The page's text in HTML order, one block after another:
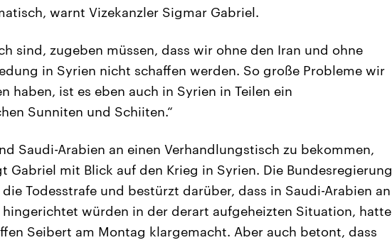
warnt Vizekanzler Sigmar Gabriel.
sind, zugeben müssen, dass wir ohne den Iran und ohne
in Syrien nicht schaffen werden. So große Probleme wir
haben, ist es eben auch in Syrien in Teilen ein
Sunniten und Schiiten.“
Saudi-Arabien an einen Verhandlungstisch zu bekommen,
Gabriel mit Blick auf den Krieg in Syrien. Die Bundesregierung
Todesstrafe und bestürzt darüber, dass in Saudi-Arabien an
hingerichtet würden in der derart aufgeheizten Situation, hatte
Seibert am Montag klargemacht. Aber auch betont, dass